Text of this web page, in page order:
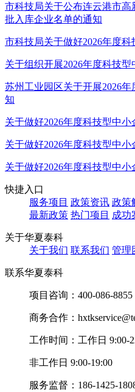
市科技局关于公布连云港市高
批入库企业名单的通知
市科技局关于做好2026年度
关于组织开展2026年度科技
苏州工业园区关于开展2026
知
关于做好2026年度科技型中
关于做好2026年度科技型中
关于做好2026年度科技型中
快捷入口
服务项目 政策资讯 政策
最新政策 热门项目 成功
关于华夏泰科
关于我们 联系我们 管理
联系华夏泰科
项目咨询： 400-086-8855
商务合作：
工作时间： 工作日 9:00-
非工作日 9:00-19:00
服务监督： 186-1425-